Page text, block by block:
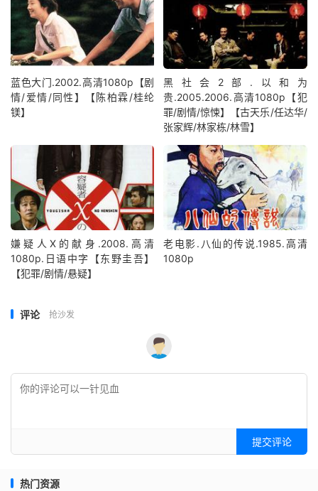
蓝色大门.2002.高清1080p【剧
情/爱情/同性】【陈柏霖/桂纶
镁】
黑社会2部.以和为
贵.2005.2006.高清1080p【犯
罪/剧情/惊悚】【古天乐/任达华/
张家辉/林家栋/林雪】
嫌疑人X的献身.2008.高清
1080p.日语中字【东野圭吾】
【犯罪/剧情/悬疑】
老电影.八仙的传说.1985.高清
1080p
评论 抢沙发
提交评论
热门资源